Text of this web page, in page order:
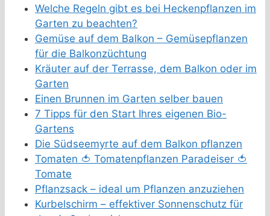
Welche Regeln gibt es bei Heckenpflanzen im
Garten zu beachten?
Gemüse auf dem Balkon – Gemüsepflanzen
für die Balkonzüchtung
Kräuter auf der Terrasse, dem Balkon oder im
Garten
Einen Brunnen im Garten selber bauen
7 Tipps für den Start Ihres eigenen Bio-
Gartens
Die Südseemyrte auf dem Balkon pflanzen
Tomaten 🍅 Tomatenpflanzen Paradeiser 🍅
Tomate
Pflanzsack – ideal um Pflanzen anzuziehen
Kurbelschirm – effektiver Sonnenschutz für